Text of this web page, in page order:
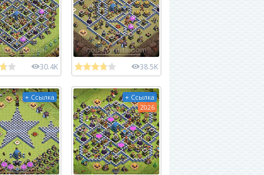
30.4K 38.5K
+ Ссылка
+ Ссылка
2026